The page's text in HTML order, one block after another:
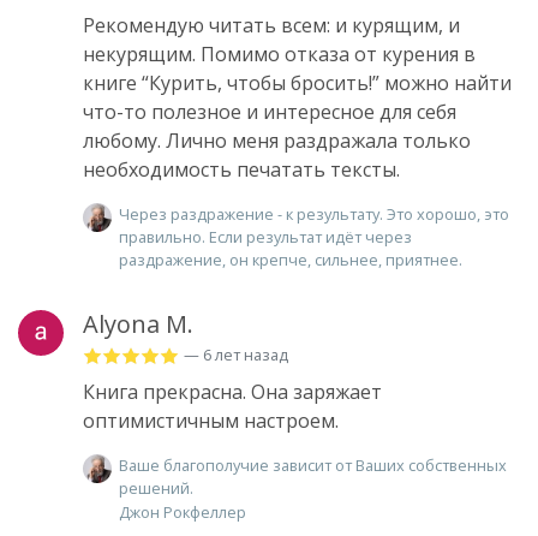
Рекомендую читать всем: и курящим, и
некурящим. Помимо отказа от курения в
книге “Курить, чтобы бросить!” можно найти
что-то полезное и интересное для себя
любому. Лично меня раздражала только
необходимость печатать тексты.
Через раздражение - к результату. Это хорошо, это
правильно. Если результат идёт через
раздражение, он крепче, сильнее, приятнее.
Alyona M.
— 6 лет назад
Книга прекрасна. Она заряжает
оптимистичным настроем.
Ваше благополучие зависит от Ваших собственных
решений.
Джон Рокфеллер